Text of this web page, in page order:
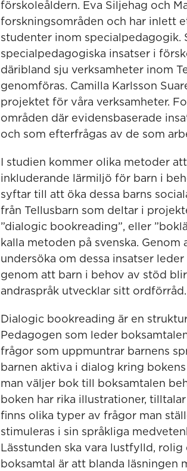
förskoleåldern. Eva Siljehag och
forskningsområden och har inlett
studenter inom
specialpedagogiska insatser i
däribland sju verksamheter inom
genomföras. Camilla Karlsson
projektet för våra verksamheter.
områden där evidensbaserade
och som efterfrågas av de som
I studien kommer olika metoder
inkluderande lärmiljö för barn i
syftar till att öka dessa barns
från Tellusbarn som deltar i
”dialogic bookreading”, eller
kalla metoden på svenska.
undersöka om dessa insatser
genom att barn i behov av stöd
andraspråk utvecklar sitt ordförråd.
Dialogic bookreading är en
Pedagogen som leder
frågor som uppmuntrar barnens
barnen aktiva i dialog kring
man väljer bok till boksamtalen
boken har rika illustrationer,
finns olika typer av frågor man
stimuleras i sin språkliga
Lässtunden ska vara lustfylld,
boksamtal är att blanda läsningen